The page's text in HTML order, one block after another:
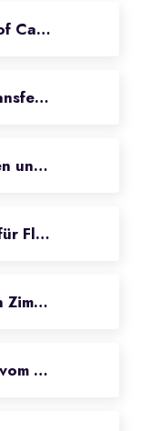
Cappadocia
an?
und worin
für
Hotel aus